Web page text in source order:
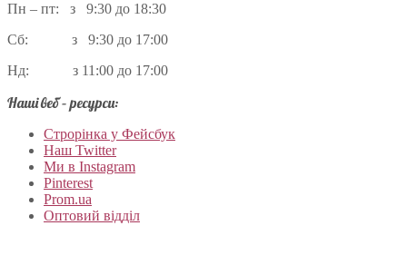
Пн – пт: з 9:30 до 18:30
Сб: з 9:30 до 17:00
Нд: з 11:00 до 17:00
Наші веб – ресурси:
Строрінка у Фейсбук
Наш Twitter
Ми в Instagram
Pinterest
Prom.ua
Оптовий відділ